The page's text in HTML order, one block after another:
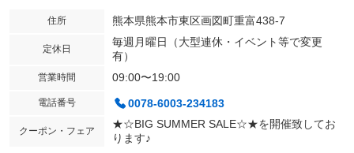
住所 熊本県熊本市東区画図町重富438-7
定休日
毎週月曜日（大型連休・イベント等で変更
有）
営業時間 09:00〜19:00
電話番号 0078-6003-234183
クーポン・フェア
★☆BIG SUMMER SALE☆★を開催致してお
ります♪